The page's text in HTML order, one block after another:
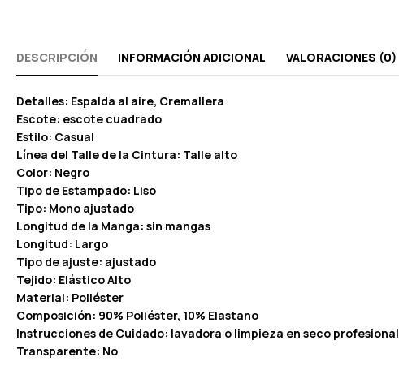
DESCRIPCIÓN INFORMACIÓN ADICIONAL VALORACIONES (0)
Detalles: Espalda al aire, Cremallera
Escote: escote cuadrado
Estilo: Casual
Línea del Talle de la Cintura: Talle alto
Color: Negro
Tipo de Estampado: Liso
Tipo: Mono ajustado
Longitud de la Manga: sin mangas
Longitud: Largo
Tipo de ajuste: ajustado
Tejido: Elástico Alto
Material: Poliéster
Composición: 90% Poliéster, 10% Elastano
Instrucciones de Cuidado: lavadora o limpieza en seco profesional
Transparente: No